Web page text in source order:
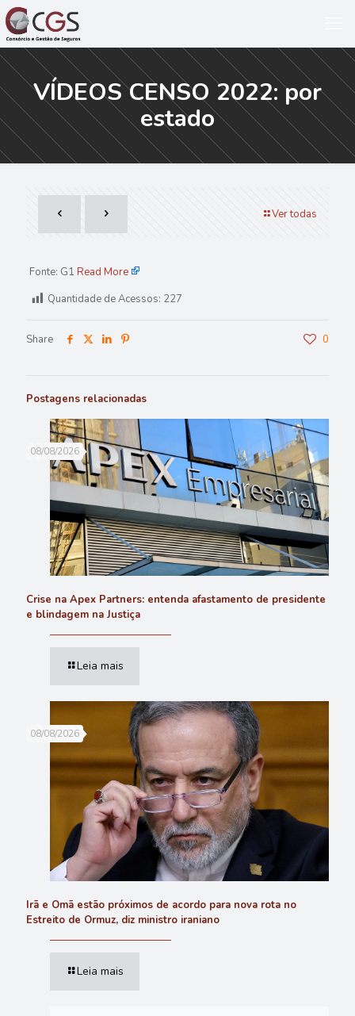
VÍDEOS CENSO 2022: por
estado
Ver todas
Fonte: G1 Read More
Quantidade de Acessos: 227
Share 0
Postagens relacionadas
08/08/2026
Crise na Apex Partners: entenda afastamento de presidente
e blindagem na Justiça
Leia mais
08/08/2026
Irã e Omã estão próximos de acordo para nova rota no
Estreito de Ormuz, diz ministro iraniano
Leia mais